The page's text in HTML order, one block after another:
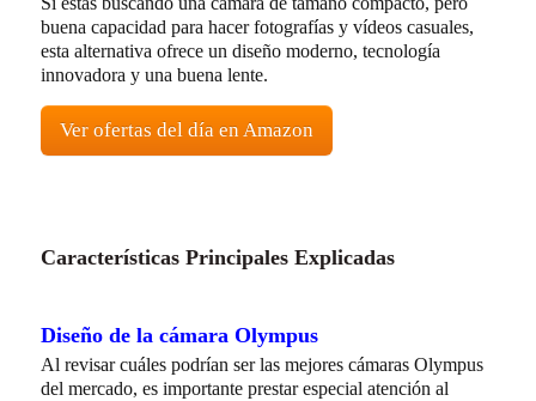
buena capacidad para hacer fotografías y vídeos casuales,
esta alternativa ofrece un diseño moderno, tecnología
innovadora y una buena lente.
Ver ofertas del día en Amazon
Características Principales Explicadas
Diseño de la cámara Olympus
Al revisar cuáles podrían ser las mejores cámaras Olympus
del mercado, es importante prestar especial atención al